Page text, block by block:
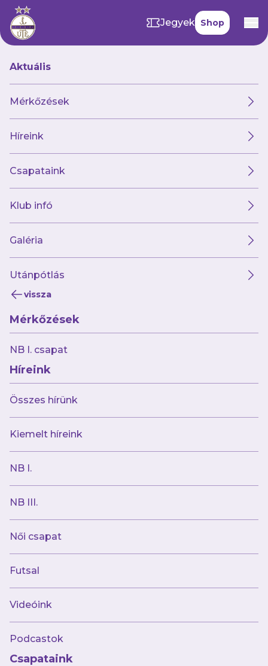
Jegyek Shop
Aktuális
Mérkőzések
Híreink
Csapataink
Klub infó
Galéria
Utánpótlás
vissza
Mérkőzések
NB I. csapat
Híreink
Összes hírünk
Kiemelt híreink
NB I.
NB III.
Női csapat
Futsal
Videóink
Podcastok
Csapataink